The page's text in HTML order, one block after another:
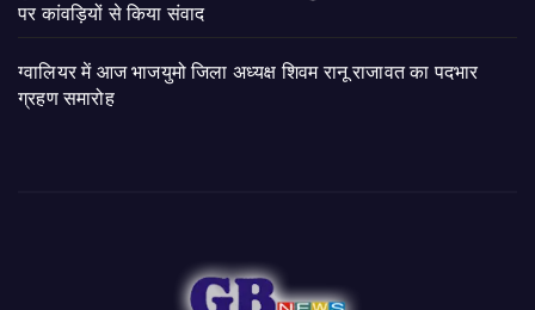
पर कांवड़ियों से किया संवाद
ग्वालियर में आज भाजयुमो जिला अध्यक्ष शिवम रानू राजावत का पदभार
ग्रहण समारोह